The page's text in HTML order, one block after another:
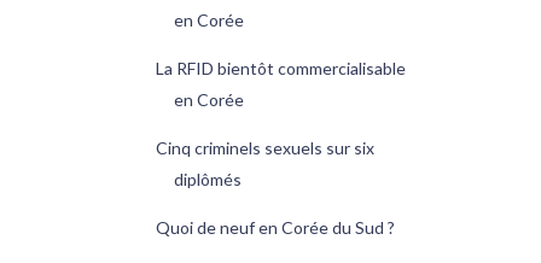
en Corée
La RFID bientôt commercialisable
en Corée
Cinq criminels sexuels sur six
diplômés
Quoi de neuf en Corée du Sud ?